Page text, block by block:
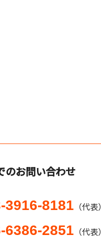
のお問い合わせ
3916-8181 （代表）
6386-2851 （代表）